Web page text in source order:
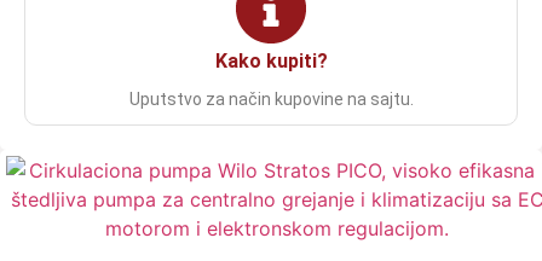
Kako kupiti?
Uputstvo za način kupovine na sajtu.